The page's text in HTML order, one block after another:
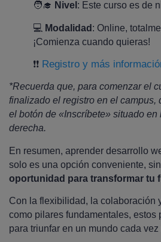
🧑‍🎓 Nivel : Este curso es de
💻 Modalidad : Online,
¡Comienza cuando quieras!
❗❗ Registro y más
*Recuerda que, para comenzar el
finalizado el registro en el campus,
el botón de «Inscríbete» situado
derecha.
En resumen, aprender desarrollo
solo es una opción conveniente,
oportunidad para transformar tu
Con la flexibilidad, la colaboración
como pilares fundamentales, estos
para triunfar en un mundo cada